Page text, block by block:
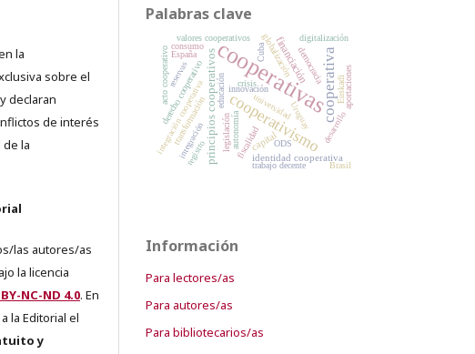
la
sobre el
declaran
de interés
la
las autores/as
la licencia
NC-ND 4.0. En
la Editorial el
y
Palabras clave
cooperativas
cooperativismocooperativa
principios cooperativos financiación
capital
identidad cooperativa
valores cooperativos
fiscalidad
transformación
educación
derecho cooperativo democracia
globalización
innovación
acto cooperativo
desarrollo
universidad
Cuba
autonomía
legislación Uruguay
trabajo decente
crisis
España
Euskadi
integración
digitalización
aportaciones
integración cooperativa
reservas
registro
consumo
Brasil
ODS
Información
Para lectores/as
Para autores/as
Para bibliotecarios/as